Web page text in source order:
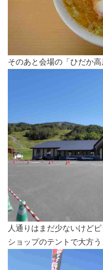
そのあと会場の「ひだか高
人通りはまだ少ないけど
ショップのテントで大方う